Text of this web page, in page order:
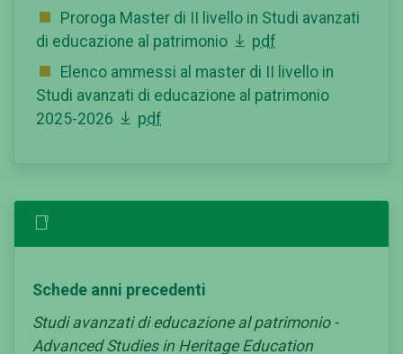
Proroga Master di II livello in Studi avanzati
di educazione al patrimonio
pdf
Elenco ammessi al master di II livello in
Studi avanzati di educazione al patrimonio
2025-2026
pdf
Schede anni precedenti
Studi avanzati di educazione al patrimonio -
Advanced Studies in Heritage Education